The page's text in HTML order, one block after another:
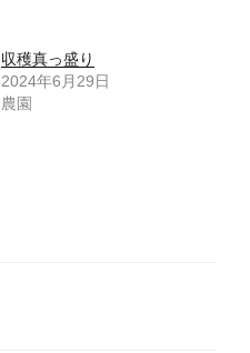
収穫真っ盛り
2024年6月29日
農園